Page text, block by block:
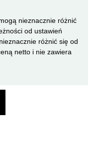
nieznacznie różnić
od ustawień
różnić się od
netto i nie zawiera